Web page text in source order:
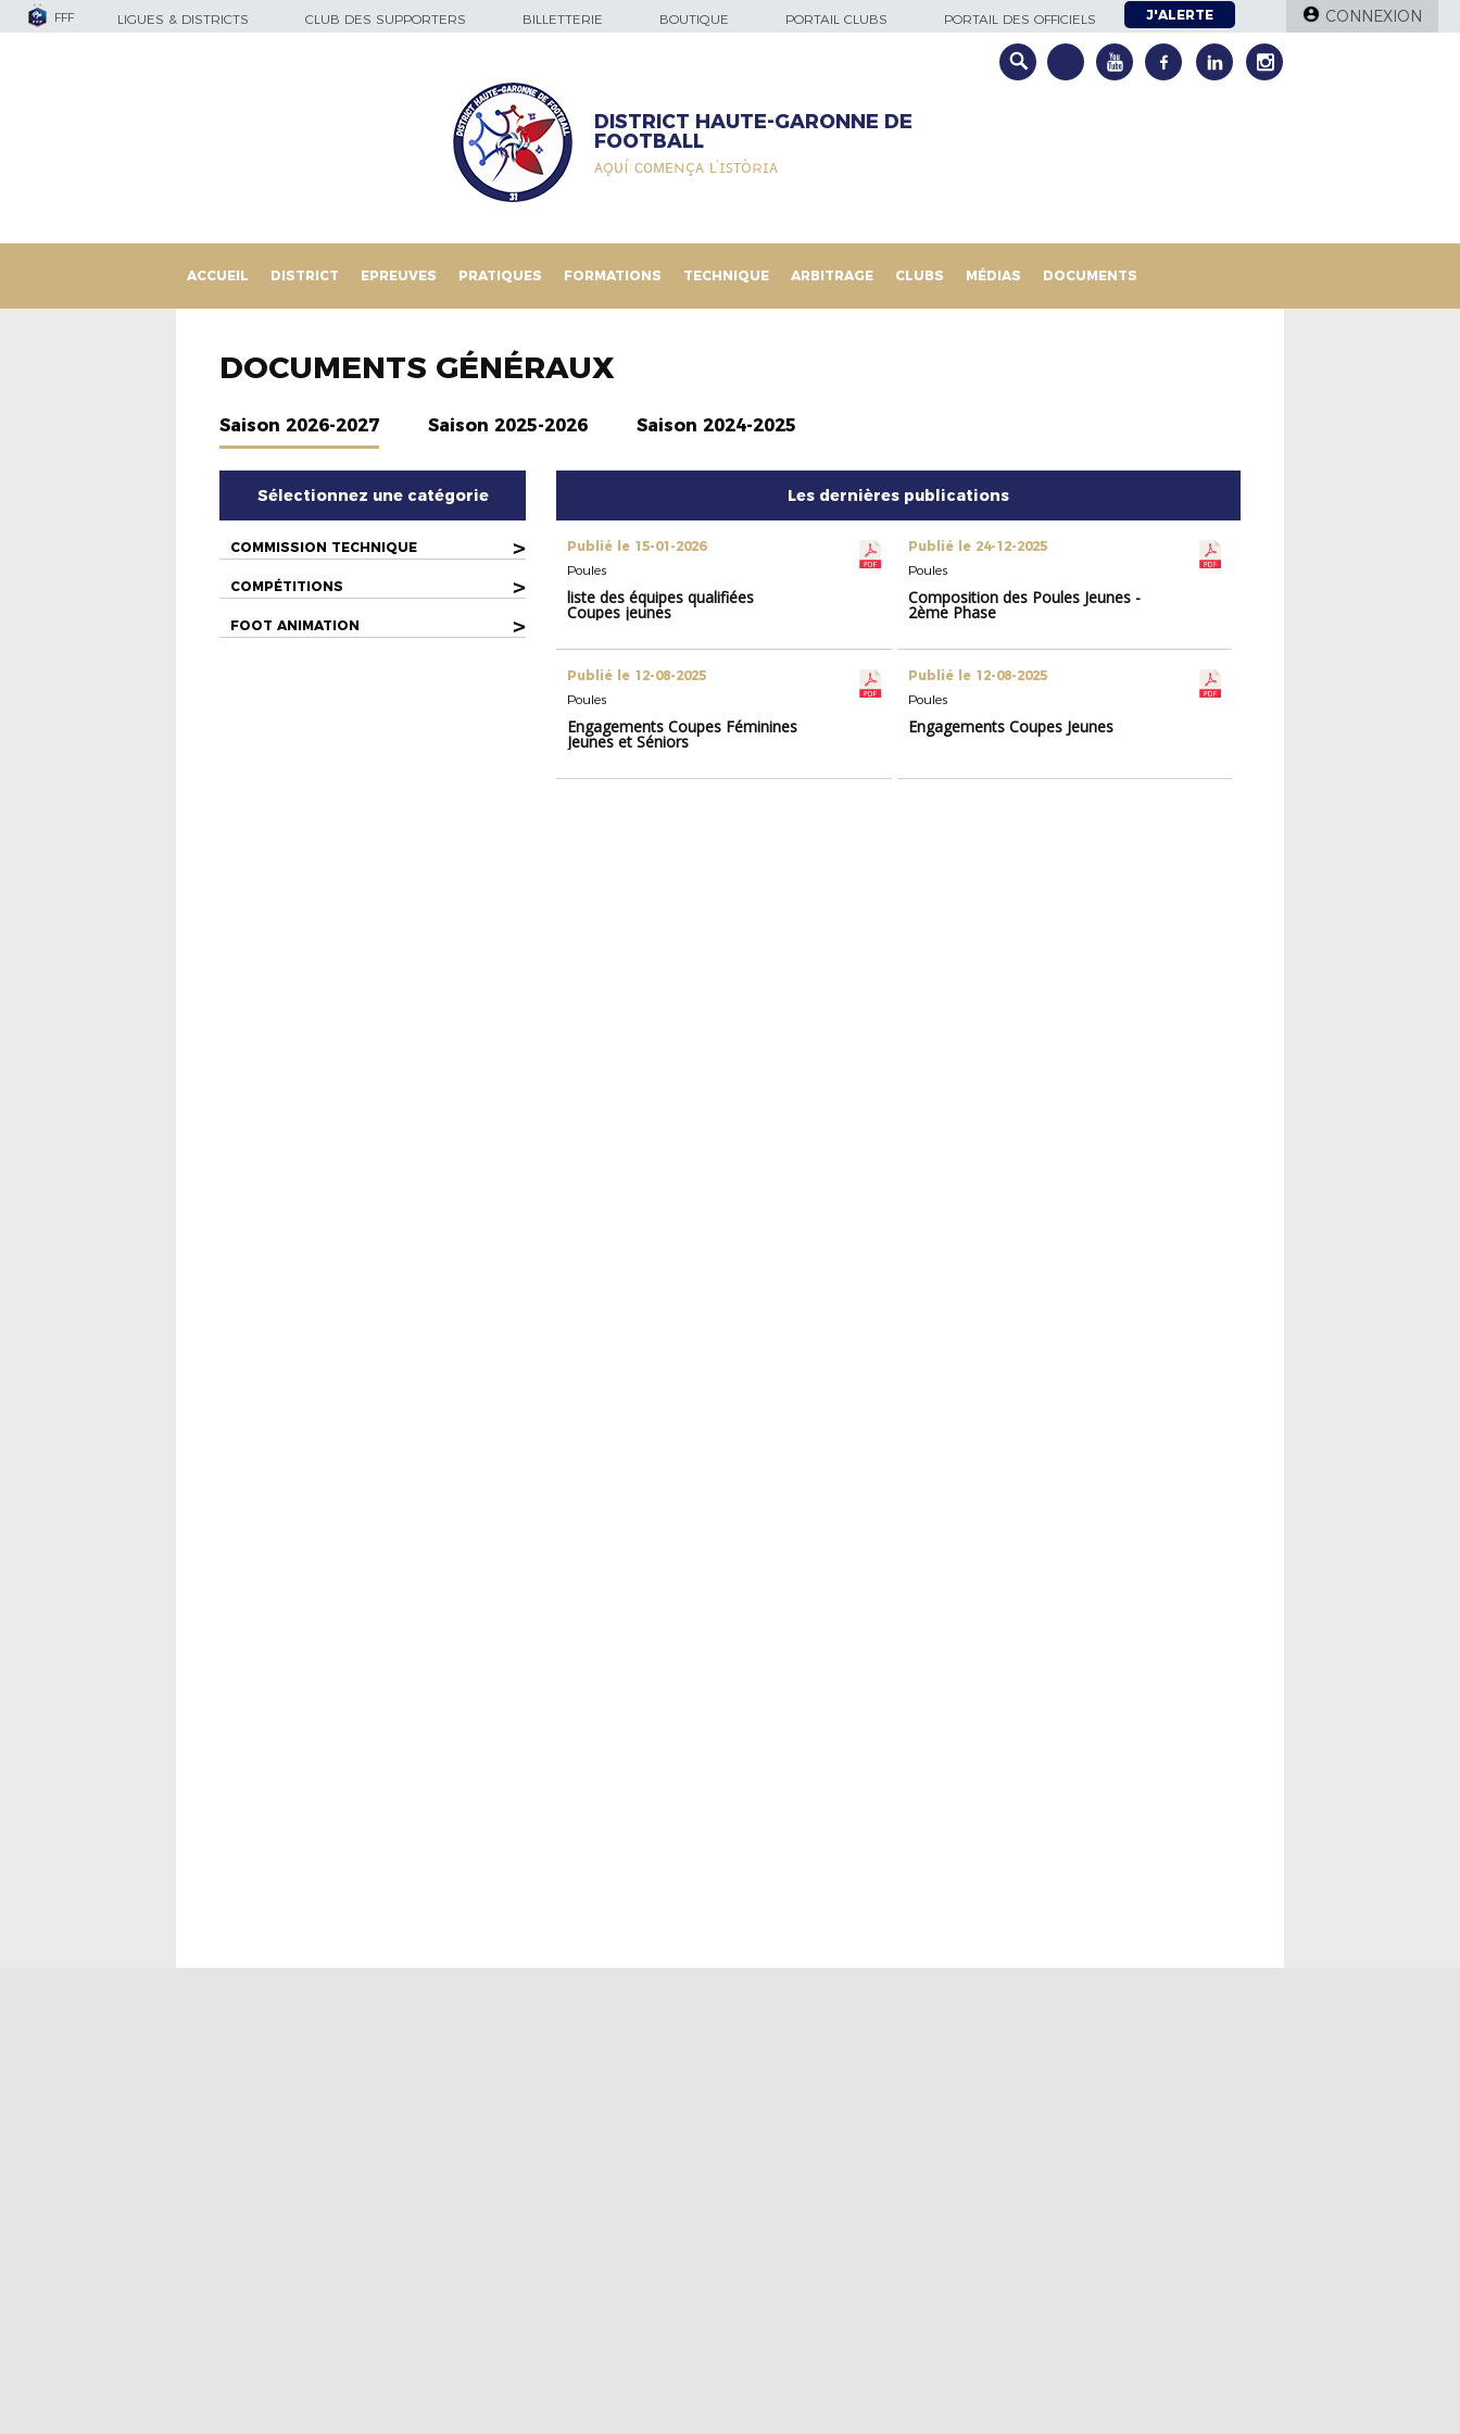
FFF LIGUES & DISTRICTS CLUB DES SUPPORTERS BILLETTERIE BOUTIQUE PORTAIL CLUBS PORTAIL DES OFFICIELS J'ALERTE CONNEXION
DISTRICT HAUTE-GARONNE DE
FOOTBALL
ᴀǫᴜí ᴄᴏᴍᴇɴçᴀ ʟ’ɪꜱᴛòʀɪᴀ
ACCUEIL DISTRICT EPREUVES PRATIQUES FORMATIONS TECHNIQUE ARBITRAGE CLUBS MÉDIAS DOCUMENTS
DOCUMENTS GÉNÉRAUX
Saison 2026-2027 Saison 2025-2026 Saison 2024-2025
Sélectionnez une catégorie
COMMISSION TECHNIQUE >
COMPÉTITIONS >
FOOT ANIMATION >
Les dernières publications
Publié le 15-01-2026
Poules
liste des équipes qualifiées
Coupes jeunes
Publié le 24-12-2025
Poules
Composition des Poules Jeunes -
2ème Phase
Publié le 12-08-2025
Poules
Engagements Coupes Féminines
Jeunes et Séniors
Publié le 12-08-2025
Poules
Engagements Coupes Jeunes